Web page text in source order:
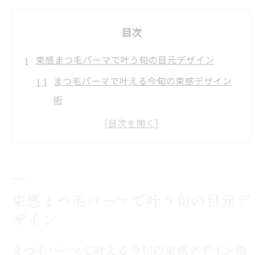
目次
束感まつ毛パーマで叶う旬の目元デザイン
まつ毛パーマで叶える今旬の束感デザイン
術
トレンド束感が人気のまつ毛パーマとは